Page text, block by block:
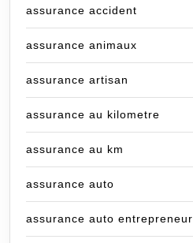
assurance accident
assurance animaux
assurance artisan
assurance au kilometre
assurance au km
assurance auto
assurance auto entrepreneur